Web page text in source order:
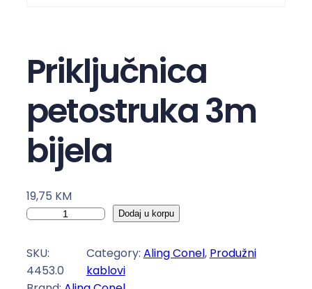
Priključnica
petostruka 3m
bijela
19,75 KM
P
i
k
l
Dodaj u korpu
SKU:
4453.0
Category: Aling Conel, Produžni
kablovi